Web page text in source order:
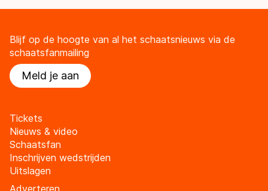
Blijf op de hoogte van al het schaatsnieuws via de
schaatsfanmailing
Meld je aan
Tickets
Nieuws & video
Schaatsfan
Inschrijven wedstrijden
Uitslagen
Adverteren